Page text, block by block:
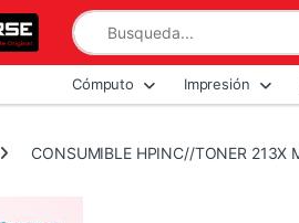
Search for:
Cómputo Impresión
CONSUMIBLE HPINC//TONER